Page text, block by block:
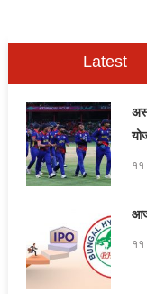
Latest
११
११